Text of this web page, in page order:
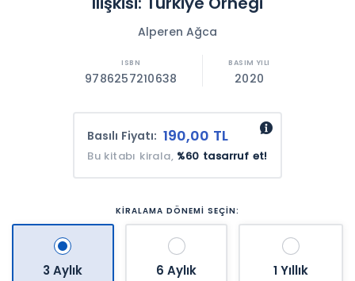
Alperen Ağca
9786257210638 2020
Basılı Fiyatı: 190,00 TL
Bu kitabı kirala, %60 tasarruf et!
KİRALAMA DÖNEMİ SEÇİN:
3 Aylık 6 Aylık 1 Yıllık